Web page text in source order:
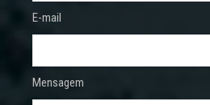
E-mail
Mensagem